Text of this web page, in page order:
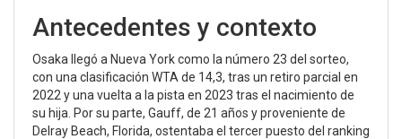
Antecedentes y contexto
Osaka llegó a Nueva York como la número 23 del sorteo,
con una clasificación WTA de 14,3, tras un retiro parcial en
2022 y una vuelta a la pista en 2023 tras el nacimiento de
su hija. Por su parte, Gauff, de 21 años y proveniente de
Delray Beach, Florida, ostentaba el tercer puesto del ranking